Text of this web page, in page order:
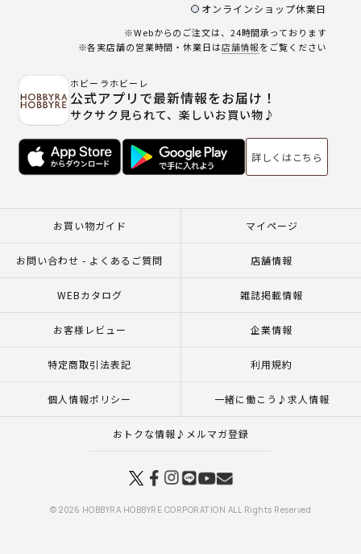
オンラインショップ休業日
※Webからのご注文は、24時間承っております
※各実店舗の営業時間・休業日は店舗情報をご覧ください
ホビーラホビーレ
公式アプリで最新情報をお届け！
サクサク見られて、楽しいお買い物♪
詳しくはこちら
お買い物ガイド マイページ
お問い合わせ - よくあるご質問 店舗情報
WEBカタログ 雑誌掲載情報
お客様レビュー 企業情報
特定商取引法表記 利用規約
個人情報ポリシー 一緒に働こう♪求人情報
おトクな情報♪メルマガ登録
© 2026 HOBBYRA HOBBYRE CORPORATION ALL Rights Reserved